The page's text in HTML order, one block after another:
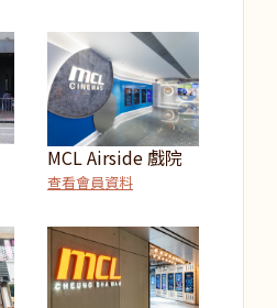
MCL Airside 戲院
查看會員資料